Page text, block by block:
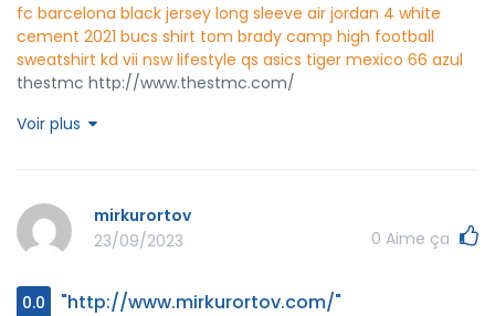
fc barcelona black jersey long sleeve air jordan 4 white
cement 2021 bucs shirt tom brady camp high football
sweatshirt kd vii nsw lifestyle qs asics tiger mexico 66 azul
thestmc http://www.thestmc.com/
Voir plus
mirkurortov
23/09/2023
0 Aime ça
0.0 "http://www.mirkurortov.com/"